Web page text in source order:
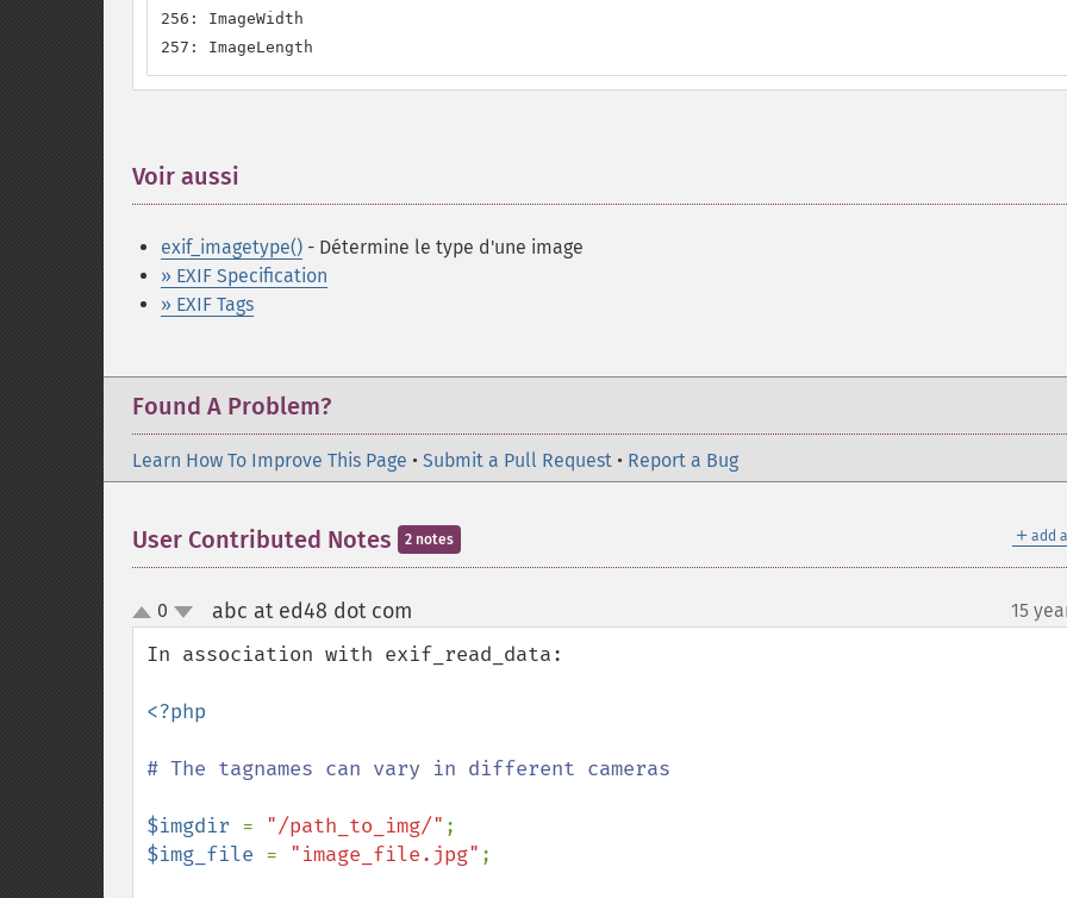
256: ImageWidth
257: ImageLength
Voir aussi
exif_imagetype() - Détermine le type d'une image
» EXIF Specification
» EXIF Tags
Found A Problem?
Learn How To Improve This Page • Submit a Pull Request • Report a Bug
＋ add
User Contributed Notes 2 notes
up
down
0 abc at ed48 dot com 15
In association with exif_read_data:
<?php
# The tagnames can vary in different cameras
$imgdir = "/path_to_img/"
$img_file = "image_file.jpg" ;